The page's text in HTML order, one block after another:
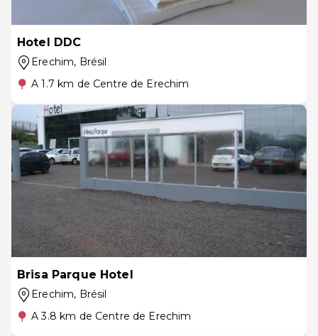
Hotel DDC
Erechim, Brésil
A 1.7 km de Centre de Erechim
Brisa Parque Hotel
Erechim, Brésil
A 3.8 km de Centre de Erechim